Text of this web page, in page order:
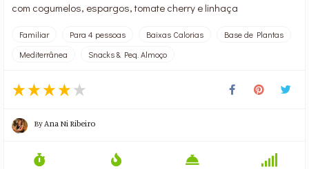
com cogumelos, espargos, tomate cherry e linhaça
Familiar Para 4 pessoas Baixas Calorias
Base de Plantas
Mediterrânea
Snacks & Peq. Almoço
ByAna Ni Ribeiro